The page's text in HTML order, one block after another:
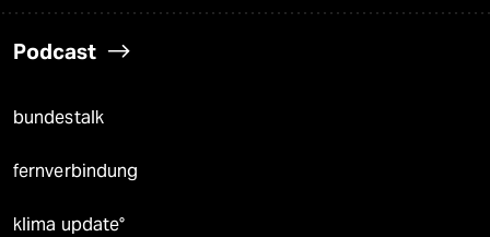
Podcast
bundestalk
fernverbindung
klima update°